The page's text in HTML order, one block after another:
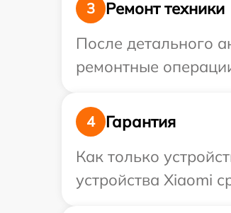
3
Ремонт техники
После детального
ремонтные
4
Гарантия
Как только
устройства Xiaomi